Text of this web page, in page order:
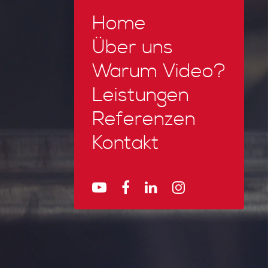
Home
Über uns
Warum Video?
Leistungen
Referenzen
Kontakt